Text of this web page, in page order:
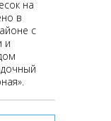
на
в
с
и